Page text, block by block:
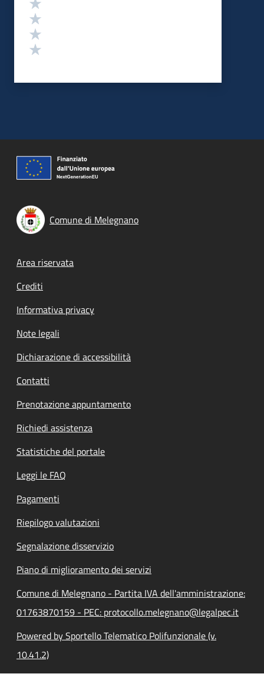
Comune di Melegnano
Footer menu
Area riservata
Crediti
Informativa privacy
Note legali
Dichiarazione di accessibilità
Contatti
Prenotazione appuntamento
Richiedi assistenza
Statistiche del portale
Leggi le FAQ
Pagamenti
Riepilogo valutazioni
Segnalazione disservizio
Piano di miglioramento dei servizi
Comune di Melegnano - Partita IVA dell'amministrazione:
01763870159 - PEC: protocollo.melegnano@legalpec.it
Powered by Sportello Telematico Polifunzionale (v.
10.41.2)